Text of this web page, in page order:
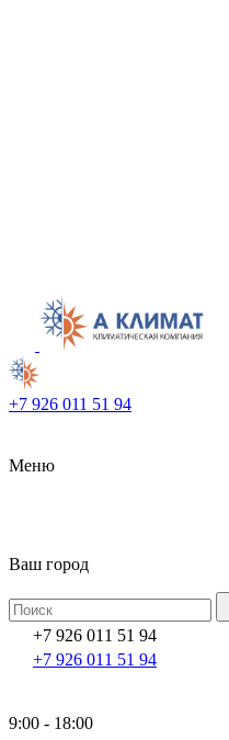
+7 926 011 51 94
Меню
Ваш город
+7 926 011 51 94
+7 926 011 51 94
9:00 - 18:00